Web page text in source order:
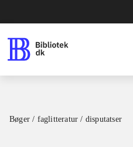
Bøger / faglitteratur / disputatser